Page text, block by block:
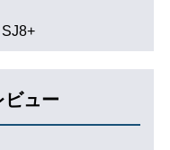
ビュー